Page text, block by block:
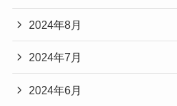
2024年8月
2024年7月
2024年6月